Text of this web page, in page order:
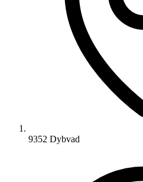
9352 Dybvad